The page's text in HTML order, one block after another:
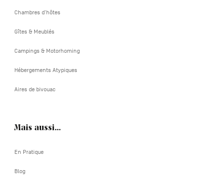
Chambres d'hôtes
Gîtes & Meublés
Campings & Motorhoming
Hébergements Atypiques
Aires de bivouac
Mais aussi…
En Pratique
Blog